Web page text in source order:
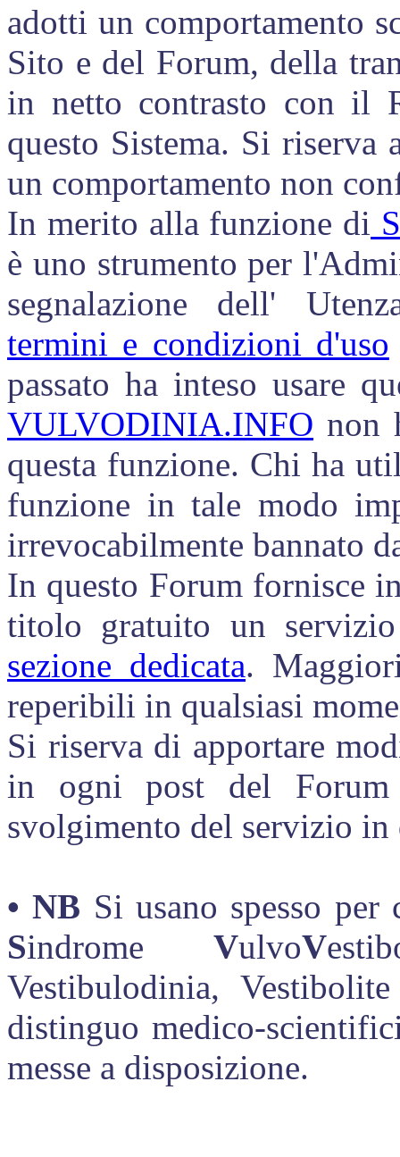
adotti un comportamento
Sito e del Forum, della
in netto contrasto con il
questo Sistema. Si riserva
un comportamento non
In merito alla funzione di
è uno strumento per
segnalazione dell'
termini e condizioni d'uso
passato ha inteso usare
VULVODINIA.INFO non
questa funzione. Chi ha
funzione in tale modo
irrevocabilmente bannato
In questo Forum fornisce
titolo gratuito un
sezione dedicata.
reperibili in qualsiasi
Si riserva di apportare
in ogni post del Forum
svolgimento del servizio in
• NB Si usano spesso
Sindrome VulvoV
Vestibulodinia,
distinguo medico-
messe a disposizione.